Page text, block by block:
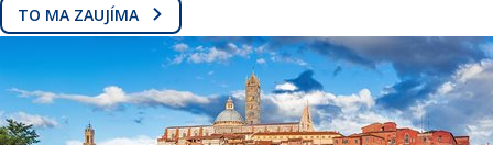
TO MA ZAUJÍMA